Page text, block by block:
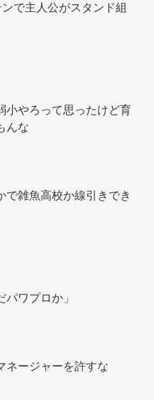
で主人公がスタンド組
小やろって思ったけど育
んな
で雑魚高校か線引きでき
パワプロか」
ネージャーを許すな